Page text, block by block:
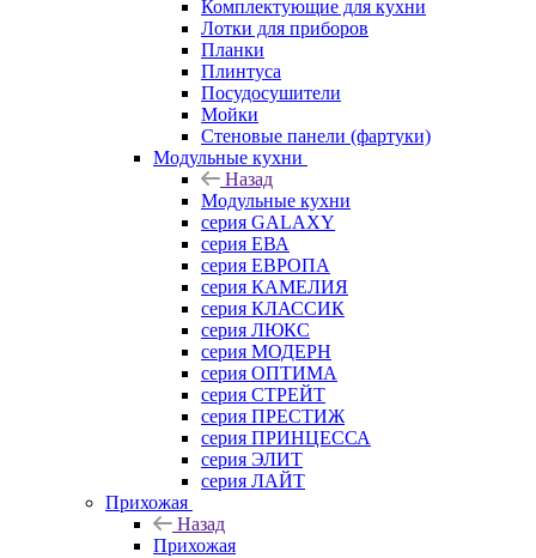
Комплектующие для кухни
Лотки для приборов
Планки
Плинтуса
Посудосушители
Мойки
Стеновые панели (фартуки)
Mодульные кухни
Назад
Mодульные кухни
серия GALAXY
серия ЕВА
серия ЕВРОПА
серия КАМЕЛИЯ
серия КЛАССИК
серия ЛЮКС
серия МОДЕРН
серия ОПТИМА
серия СТРЕЙТ
серия ПРЕСТИЖ
серия ПРИНЦЕССА
серия ЭЛИТ
серия ЛАЙТ
Прихожая
Назад
Прихожая